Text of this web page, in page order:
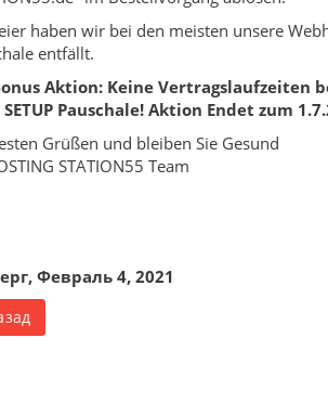
haben wir bei den meisten unsere
entfällt.
Aktion: Keine Vertragslaufzeiten
Pauschale! Aktion Endet zum
Grüßen und bleiben Sie Gesund
STATION55 Team
Февраль 4, 2021